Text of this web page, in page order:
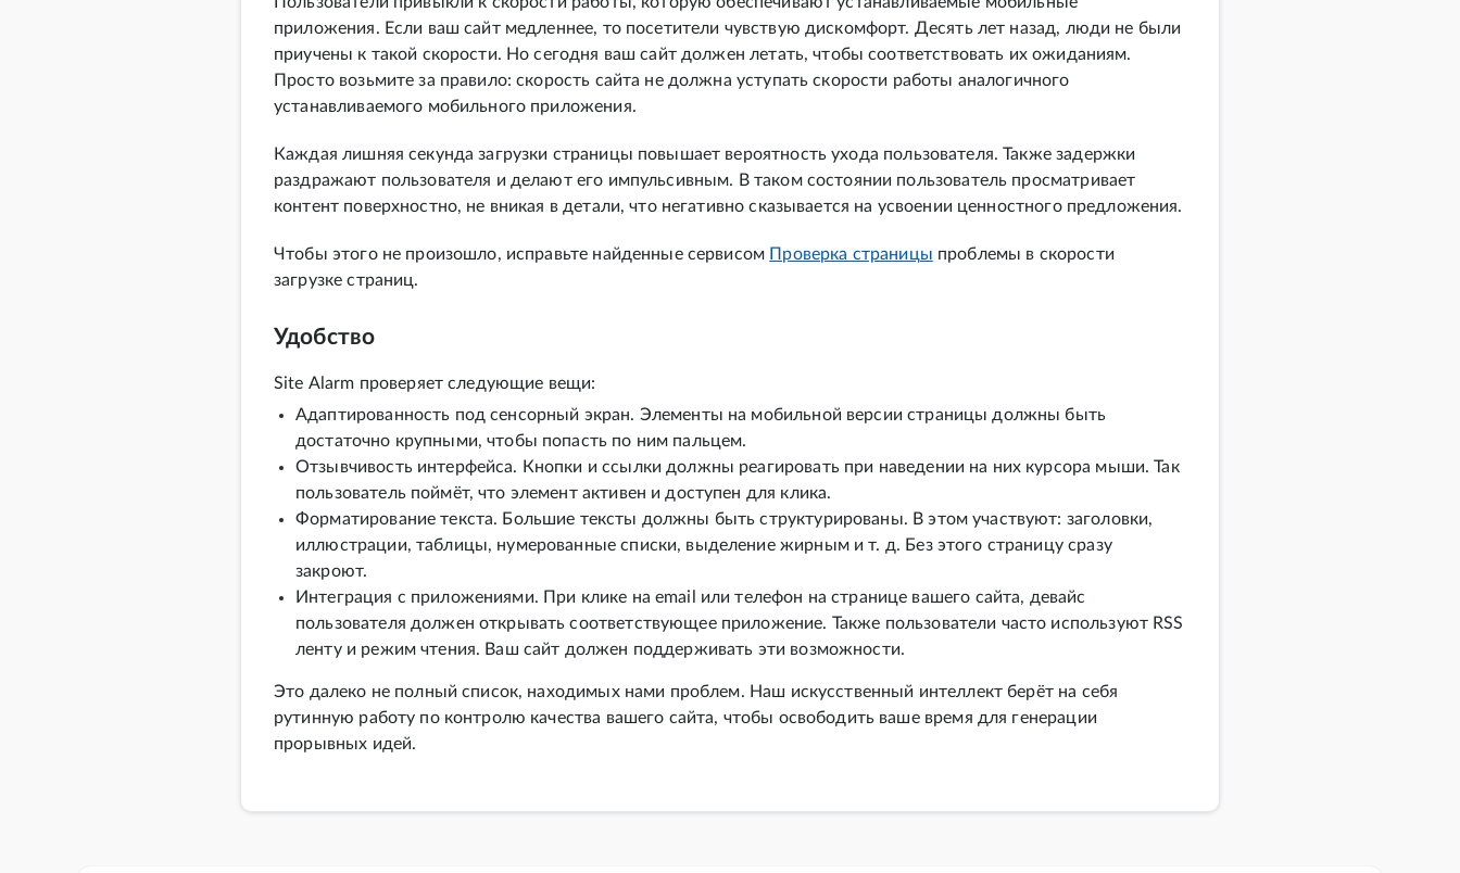
приложения. Если ваш сайт медленнее, то посетители чувствую дискомфорт. Десять лет назад, люди не были
приучены к такой скорости. Но сегодня ваш сайт должен летать, чтобы соответствовать их ожиданиям.
Просто возьмите за правило: скорость сайта не должна уступать скорости работы аналогичного
устанавливаемого мобильного приложения.
Каждая лишняя секунда загрузки страницы повышает вероятность ухода пользователя. Также задержки
раздражают пользователя и делают его импульсивным. В таком состоянии пользователь просматривает
контент поверхностно, не вникая в детали, что негативно сказывается на усвоении ценностного предложения.
Чтобы этого не произошло, исправьте найденные сервисом Проверка страницы проблемы в скорости
загрузке страниц.
Удобство
Site Alarm проверяет следующие вещи:
Адаптированность под сенсорный экран. Элементы на мобильной версии страницы должны быть
достаточно крупными, чтобы попасть по ним пальцем.
Отзывчивость интерфейса. Кнопки и ссылки должны реагировать при наведении на них курсора мыши. Так
пользователь поймёт, что элемент активен и доступен для клика.
Форматирование текста. Большие тексты должны быть структурированы. В этом участвуют: заголовки,
иллюстрации, таблицы, нумерованные списки, выделение жирным и т. д. Без этого страницу сразу
закроют.
Интеграция с приложениями. При клике на email или телефон на странице вашего сайта, девайс
пользователя должен открывать соответствующее приложение. Также пользователи часто используют RSS
ленту и режим чтения. Ваш сайт должен поддерживать эти возможности.
Это далеко не полный список, находимых нами проблем. Наш искусственный интеллект берёт на себя
рутинную работу по контролю качества вашего сайта, чтобы освободить ваше время для генерации
прорывных идей.